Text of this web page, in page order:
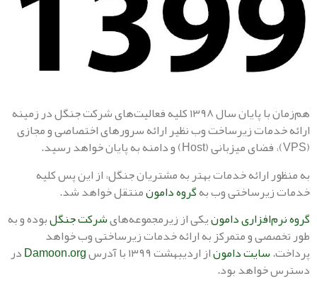
هم‌زمان با پایان سال ۱۳۹۸ کلیه فعالیت‌های شرکت جنگل در زمینه
زیرساخت وب نظیر ارائه سرورهای اختصاصی و مجازی
ارائه خدمات بهتر به مشتریان جنگل، از این پس کلیه
وب بهگروه دامونمنتقل خواهد شد.
دامونیکی از زیرمجموعه‌هایشرکت جنگلبوده و به
و متمرکز به ارائه خدمات زیرساختی وب خواهد
سایت داموناز اردیبهشت ۱۳۹۹ با آدرس Damoon.orgدر
بود.